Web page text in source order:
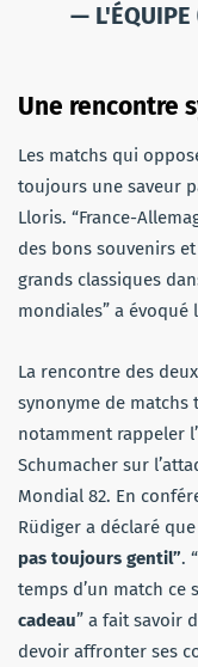
—
Une rencontre
Les matchs qui
toujours une saveur
Lloris. “France-
des bons souvenirs
grands classiques
mondiales” a évoqué
La rencontre des
synonyme de matchs
notamment rappeler
Schumacher sur
Mondial 82. En
Rüdiger a déclaré
pas toujours gentil”.
temps d’un match ce
cadeau” a fait savoir
devoir affronter ses